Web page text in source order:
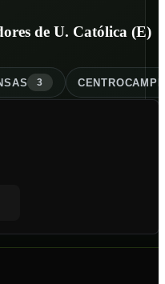
de U. Católica (E)
S 3